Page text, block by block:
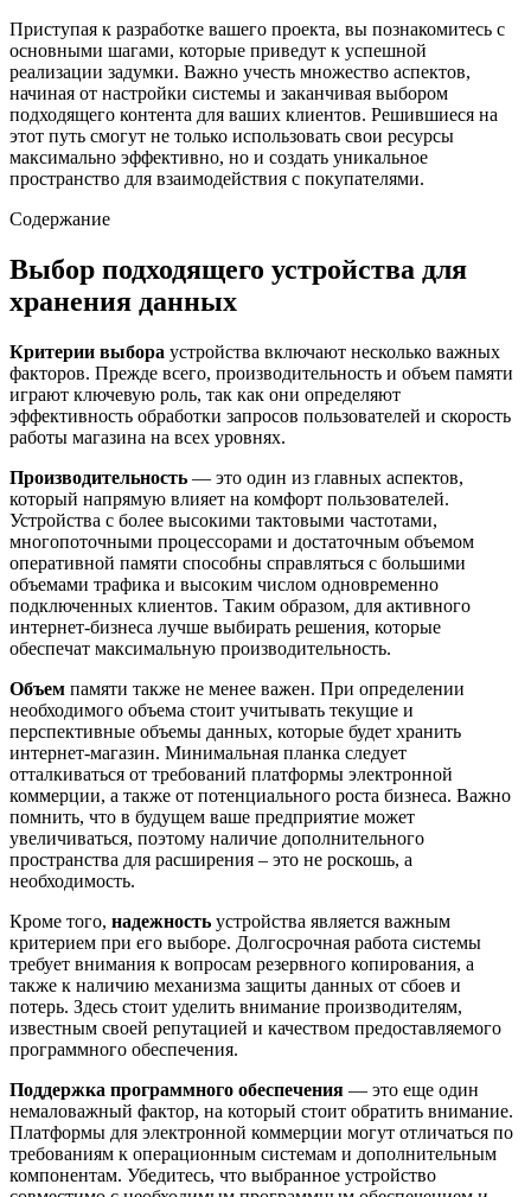
Приступая к разработке вашего проекта, вы познакомитесь с
основными шагами, которые приведут к успешной
реализации задумки. Важно учесть множество аспектов,
начиная от настройки системы и заканчивая выбором
подходящего контента для ваших клиентов. Решившиеся на
этот путь смогут не только использовать свои ресурсы
максимально эффективно, но и создать уникальное
пространство для взаимодействия с покупателями.
Содержание
Выбор подходящего устройства для
хранения данных
Критерии выбора устройства включают несколько важных
факторов. Прежде всего, производительность и объем памяти
играют ключевую роль, так как они определяют
эффективность обработки запросов пользователей и скорость
работы магазина на всех уровнях.
Производительность — это один из главных аспектов,
который напрямую влияет на комфорт пользователей.
Устройства с более высокими тактовыми частотами,
многопоточными процессорами и достаточным объемом
оперативной памяти способны справляться с большими
объемами трафика и высоким числом одновременно
подключенных клиентов. Таким образом, для активного
интернет-бизнеса лучше выбирать решения, которые
обеспечат максимальную производительность.
Объем памяти также не менее важен. При определении
необходимого объема стоит учитывать текущие и
перспективные объемы данных, которые будет хранить
интернет-магазин. Минимальная планка следует
отталкиваться от требований платформы электронной
коммерции, а также от потенциального роста бизнеса. Важно
помнить, что в будущем ваше предприятие может
увеличиваться, поэтому наличие дополнительного
пространства для расширения – это не роскошь, а
необходимость.
Кроме того, надежность устройства является важным
критерием при его выборе. Долгосрочная работа системы
требует внимания к вопросам резервного копирования, а
также к наличию механизма защиты данных от сбоев и
потерь. Здесь стоит уделить внимание производителям,
известным своей репутацией и качеством предоставляемого
программного обеспечения.
Поддержка программного обеспечения — это еще один
немаловажный фактор, на который стоит обратить внимание.
Платформы для электронной коммерции могут отличаться по
требованиям к операционным системам и дополнительным
компонентам. Убедитесь, что выбранное устройство